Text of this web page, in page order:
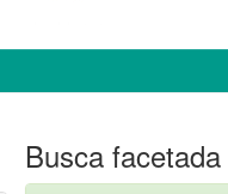
Busca facetada